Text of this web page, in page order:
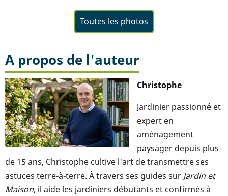
Toutes les photos
A propos de l'auteur
Christophe
Jardinier passionné et
expert en
aménagement
paysager depuis plus
de 15 ans, Christophe cultive l'art de transmettre ses
astuces terre-à-terre. À travers ses guides sur Jardin et
Maison, il aide les jardiniers débutants et confirmés à